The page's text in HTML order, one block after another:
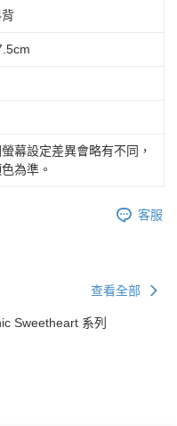
幕設定差異會略有不同，
為準。
客服
查看全部
Sweetheart 系列